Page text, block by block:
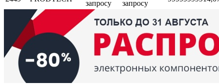
запросу запросу